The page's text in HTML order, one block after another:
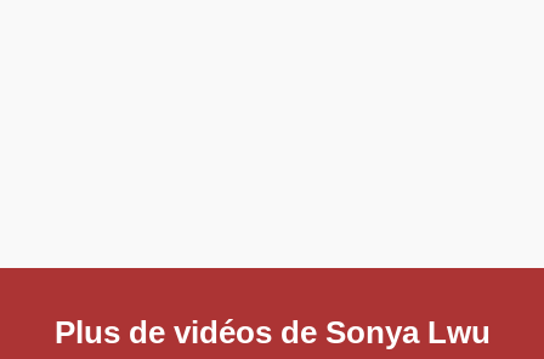
Plus de vidéos de Sonya Lwu